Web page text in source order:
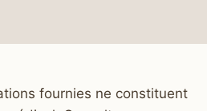
fournies ne constituent